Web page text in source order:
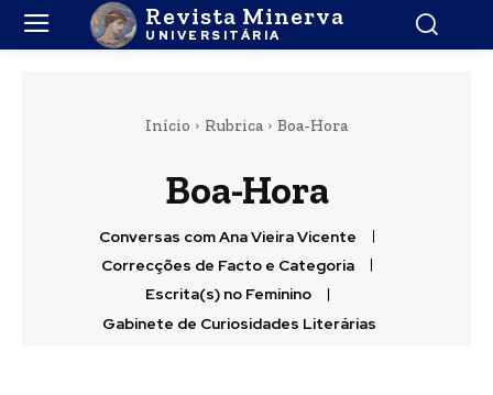
Revista Minerva
UNIVERSITÁRIA
Início Rubrica Boa-Hora
Boa-Hora
Conversas com Ana Vieira Vicente
Correcções de Facto e Categoria
Escrita(s) no Feminino
Gabinete de Curiosidades Literárias